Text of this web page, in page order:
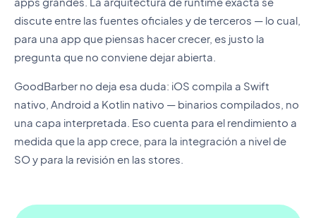
discute entre las fuentes oficiales y de terceros — lo cual,
para una app que piensas hacer crecer, es justo la
pregunta que no conviene dejar abierta.
GoodBarber no deja esa duda: iOS compila a Swift
nativo, Android a Kotlin nativo — binarios compilados, no
una capa interpretada. Eso cuenta para el rendimiento a
medida que la app crece, para la integración a nivel de
SO y para la revisión en las stores.